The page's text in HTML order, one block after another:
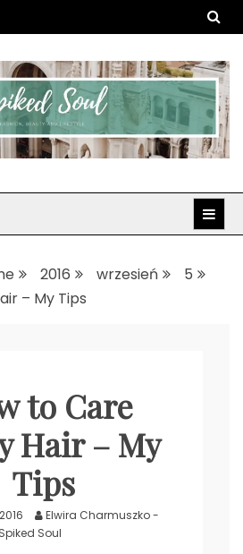
2016 wrzesień
5
– My Tips
.
to Care
Hair – My
Tips
Elwira Charmuszko -
Spiked Soul